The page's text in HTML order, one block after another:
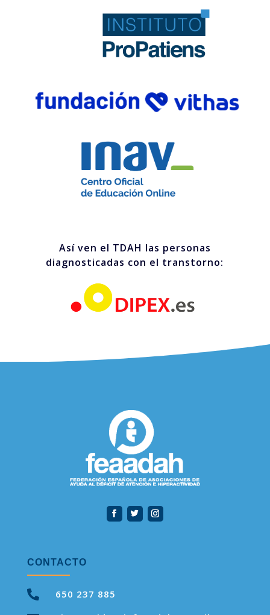
Así ven el TDAH las personas
diagnosticadas con el transtorno:
CONTACTO

650 237 885